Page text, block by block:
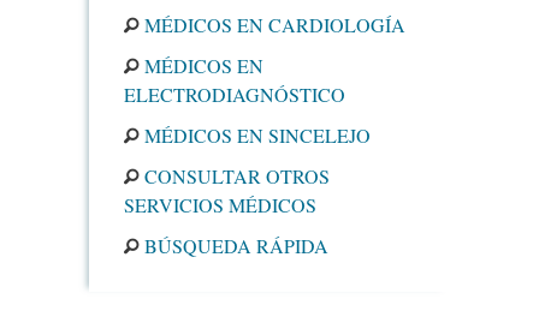
MÉDICOS EN CARDIOLOGÍA
MÉDICOS EN
ELECTRODIAGNÓSTICO
MÉDICOS EN SINCELEJO
CONSULTAR OTROS
SERVICIOS MÉDICOS
BÚSQUEDA RÁPIDA